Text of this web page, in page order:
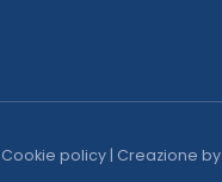
Cookie policy | Creazione by